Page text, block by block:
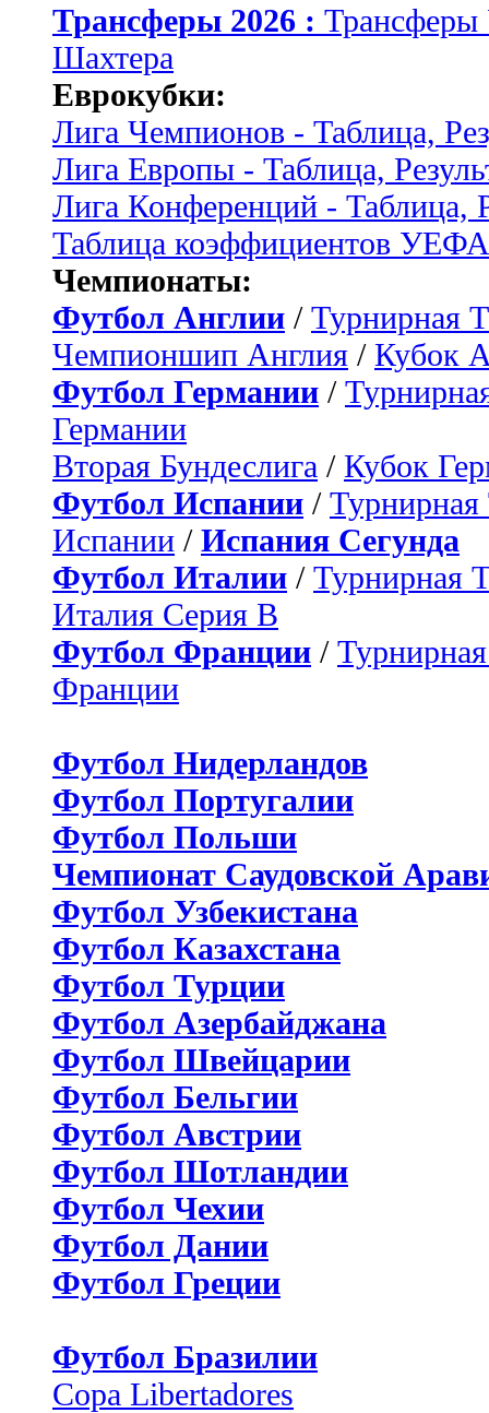
Трансферы 2026 :
Шахтера
Еврокубки:
Лига Чемпионов - Таблица,
Лига Европы - Таблица,
Лига Конференций - Таблица,
Таблица коэффициентов УЕФА
Чемпионаты:
Футбол Англии / Турнирная
Чемпионшип Англия / Кубок
Футбол Германии /
Германии
Вторая Бундеслига / Кубок
Футбол Испании / Турнирная
Испании / Испания Сегунда
Футбол Италии / Турнирная
Италия Серия B
Футбол Франции /
Франции
Футбол Нидерландов
Футбол Португалии
Футбол Польши
Чемпионат Саудовской
Футбол Узбекистана
Футбол Казахстана
Футбол Турции
Футбол Азербайджана
Футбол Швейцарии
Футбол Бельгии
Футбол Австрии
Футбол Шотландии
Футбол Чехии
Футбол Дании
Футбол Греции
Футбол Бразилии
Copa Libertadores